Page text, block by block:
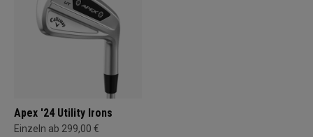
Apex '24 Utility Irons
Einzeln ab 299,00 €